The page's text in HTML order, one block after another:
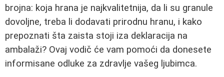
brojna: koja hrana je najkvalitetnija, da li su granule
dovoljne, treba li dodavati prirodnu hranu, i kako
prepoznati šta zaista stoji iza deklaracija na
ambalaži? Ovaj vodič će vam pomoći da donesete
informisane odluke za zdravlje vašeg ljubimca.